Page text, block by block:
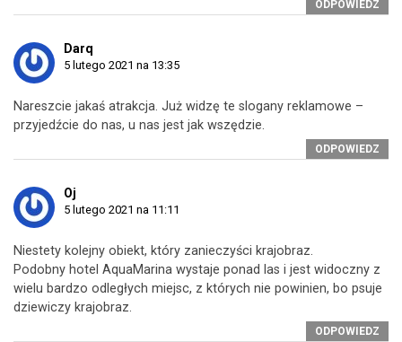
ODPOWIEDZ
Darq
5 lutego 2021 na 13:35
Nareszcie jakaś atrakcja. Już widzę te slogany reklamowe –
przyjedźcie do nas, u nas jest jak wszędzie.
ODPOWIEDZ
Oj
5 lutego 2021 na 11:11
Niestety kolejny obiekt, który zanieczyści krajobraz.
Podobny hotel AquaMarina wystaje ponad las i jest widoczny z
wielu bardzo odległych miejsc, z których nie powinien, bo psuje
dziewiczy krajobraz.
ODPOWIEDZ